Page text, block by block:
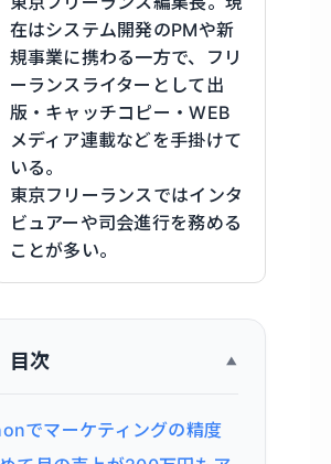
在はシステム開発のPMや新
規事業に携わる一方で、フリ
ーランスライターとして出
版・キャッチコピー・WEB
メディア連載などを手掛けて
いる。
東京フリーランスではインタ
ビュアーや司会進行を務める
ことが多い。
目次
でマーケティングの精度